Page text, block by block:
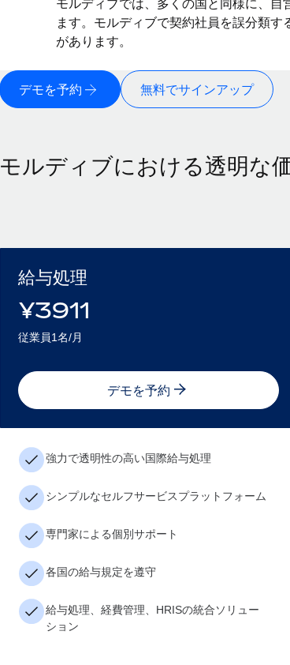
モルディブでは、多くの国と同様に、
ます。モルディブで契約社員を誤分類
があります。
デモを予約 無料でサインアップ
モルディブにおける透明な
給与処理
¥3911
従業員1名/月
デモを予約
強力で透明性の高い国際給与処理
シンプルなセルフサービスプラットフォーム
専門家による個別サポート
各国の給与規定を遵守
給与処理、経費管理、HRISの統合ソリュー
ション